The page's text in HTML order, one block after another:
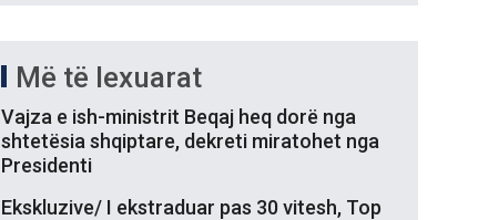
Më të lexuarat
Vajza e ish-ministrit Beqaj heq dorë nga
shtetësia shqiptare, dekreti miratohet nga
Presidenti
Ekskluzive/ I ekstraduar pas 30 vitesh, Top